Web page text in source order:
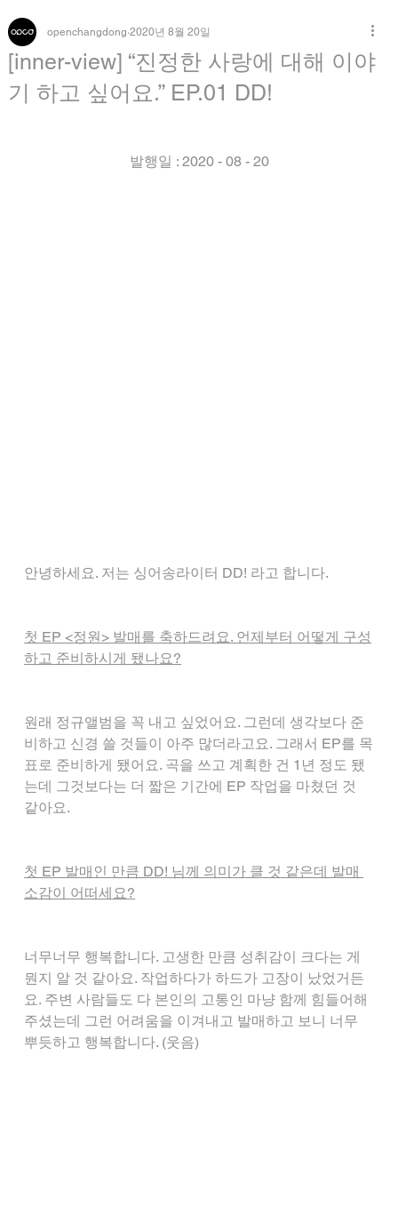
[inner-view] “진정한 사랑에 대해 이야
기 하고 싶어요.”​ EP.01 DD!
openchangdong 2020년 8월 20일
발행일 : 2020 - 08 - 20
안녕하세요. 저는 싱어송라이터 DD! 라고 합니다.
첫 EP <정원> 발매를 축하드려요. 언제부터 어떻게 구성
하고 준비하시게 됐나요?
원래 정규앨범을 꼭 내고 싶었어요. 그런데 생각보다 준
비하고 신경 쓸 것들이 아주 많더라고요. 그래서 EP를 목
표로 준비하게 됐어요. 곡을 쓰고 계획한 건 1년 정도 됐
는데 그것보다는 더 짧은 기간에 EP 작업을 마쳤던 것
같아요.
첫 EP 발매인 만큼 DD! 님께 의미가 클 것 같은데 발매
소감이 어떠세요?
너무너무 행복합니다. 고생한 만큼 성취감이 크다는 게
뭔지 알 것 같아요. 작업하다가 하드가 고장이 났었거든
요. 주변 사람들도 다 본인의 고통인 마냥 함께 힘들어해
주셨는데 그런 어려움을 이겨내고 발매하고 보니 너무
뿌듯하고 행복합니다. (웃음)